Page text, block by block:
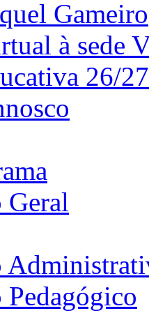
Gameiro
26/27
Geral